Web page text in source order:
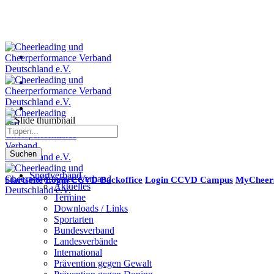
Startseite Login CCVD Backoffice Login CCVD Campus
Suchen
Sportverband
Aktuelles
Termine
Downloads / Links
Sportarten
Bundesverband
Landesverbände
International
Prävention gegen Gewalt